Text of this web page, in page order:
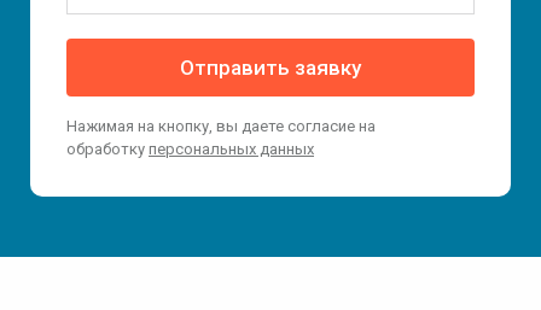
Отправить заявку
Нажимая на кнопку, вы даете согласие на
обработку персональных данных